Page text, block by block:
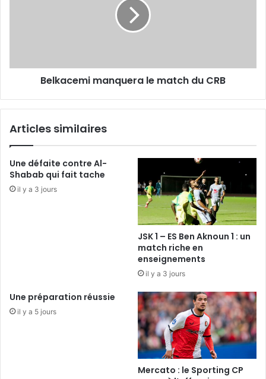
Belkacemi manquera le match du CRB
Articles similaires
Une défaite contre Al-
Shabab qui fait tache
il y a 3 jours
JSK 1 – ES Ben Aknoun 1 : un
match riche en
enseignements
il y a 3 jours
Une préparation réussie
il y a 5 jours
Mercato : le Sporting CP